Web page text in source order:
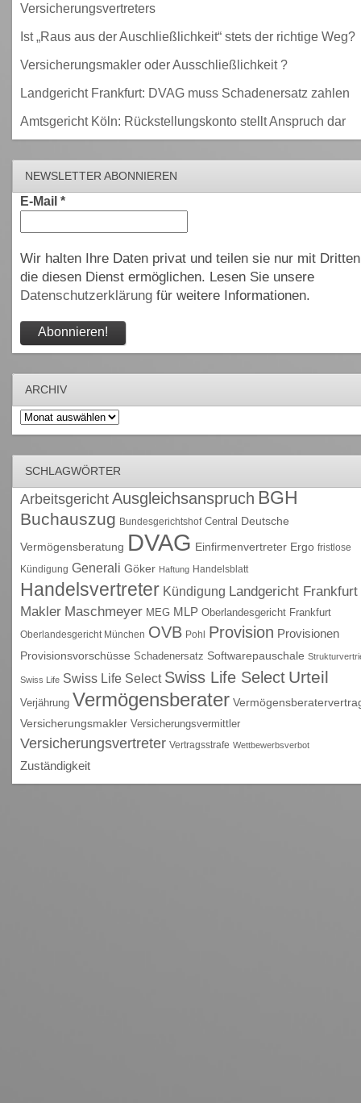
Versicherungsvertreters
Ist „Raus aus der Auschließlichkeit“ stets der richtige Weg?
Versicherungsmakler oder Ausschließlichkeit ?
Landgericht Frankfurt: DVAG muss Schadenersatz zahlen
Amtsgericht Köln: Rückstellungskonto stellt Anspruch dar
NEWSLETTER ABONNIEREN
E-Mail *
Wir halten Ihre Daten privat und teilen sie nur mit
die diesen Dienst ermöglichen. Lesen Sie unsere
Datenschutzerklärungfür weitere Informationen.
ARCHIV
Archiv
SCHLAGWÖRTER
Arbeitsgericht Ausgleichsanspruch BGH
Buchauszug Bundesgerichtshof Central Deutsche
Vermögensberatung DVAG Einfirmenvertreter Ergo fristlose
Kündigung Generali Göker Haftung Handelsblatt
Handelsvertreter Kündigung Landgericht Frankfurt
Makler Maschmeyer MEG MLP Oberlandesgericht Frankfurt
Oberlandesgericht München OVB Pohl Provision Provisionen
Provisionsvorschüsse Schadenersatz Softwarepauschale
Swiss Life Swiss Life Select Swiss Life Select Urteil
Verjährung Vermögensberater
Versicherungsmakler Versicherungsvermittler
Versicherungsvertreter Vertragsstrafe Wettbewerbsverbot
Zuständigkeit